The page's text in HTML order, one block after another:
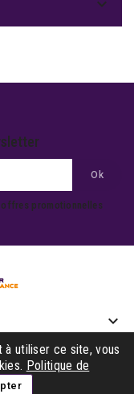

promotionnelles
keyboard_arrow_down

à utiliser ce site, vous
Politique de